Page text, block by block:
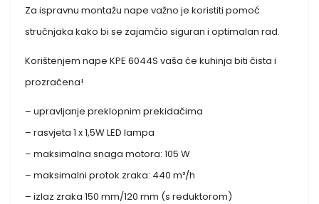
Za ispravnu montažu nape važno je koristiti pomoć
stručnjaka kako bi se zajamčio siguran i optimalan rad.
Korištenjem nape KPE 6044S vaša će kuhinja biti čista i
prozračena!
– upravljanje preklopnim prekidačima
– rasvjeta 1 x 1,5W LED lampa
– maksimalna snaga motora: 105 W
– maksimalni protok zraka: 440 m³/h
– izlaz zraka 150 mm/120 mm (s reduktorom)